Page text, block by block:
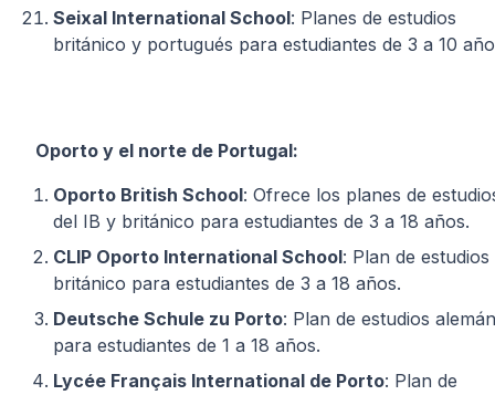
Seixal International School: Planes de estudios
británico y portugués para estudiantes de 3 a 10
Oporto y el norte de Portugal:
Oporto British School: Ofrece los planes de
del IB y británico para estudiantes de 3 a 18 años.
CLIP Oporto International School: Plan de estudios
británico para estudiantes de 3 a 18 años.
Deutsche Schule zu Porto: Plan de estudios alemán
para estudiantes de 1 a 18 años.
Lycée Français International de Porto: Plan de